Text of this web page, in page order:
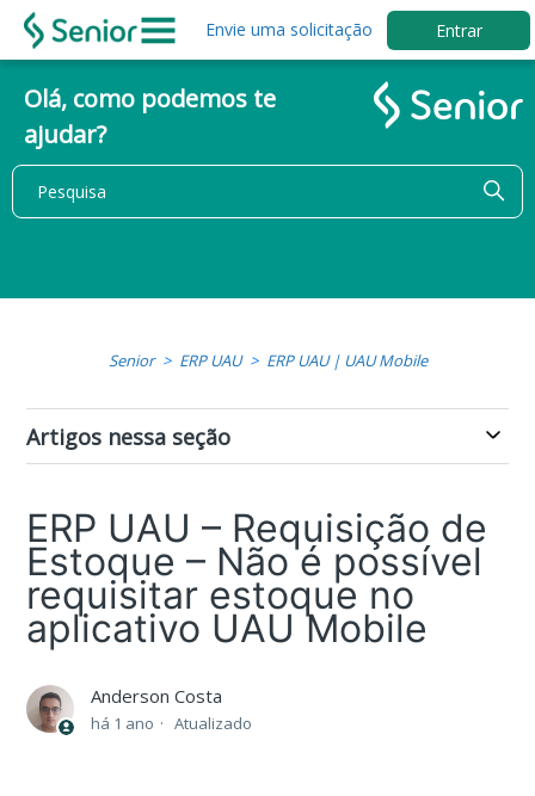
Envie uma solicitação Entrar
Olá, como podemos te
ajudar?
Senior ERP UAU ERP UAU | UAU Mobile
Artigos nessa seção
ERP UAU – Requisição de
Estoque – Não é possível
requisitar estoque no
aplicativo UAU Mobile
Anderson Costa
há 1 ano Atualizado